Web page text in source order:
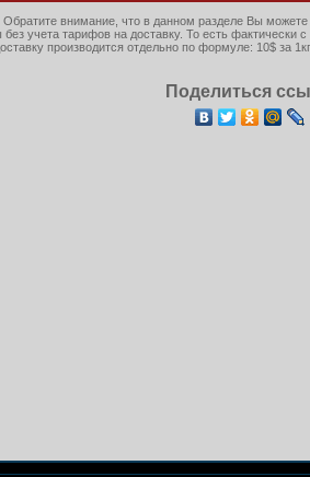
внимание, что в данном разделе Вы можете
учета тарифов на доставку. То есть
производится отдельно по формуле: 10$ за
Поделиться